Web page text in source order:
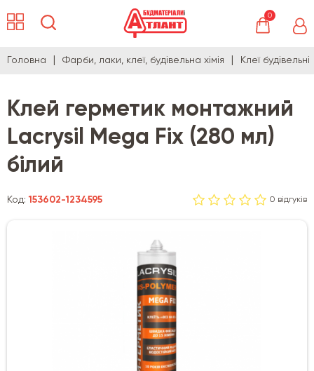
0
Головна Фарби, лаки, клеї, будівельна хімія Клеї будівельні
Клей герметик монтажний
Lacrysil Mega Fix (280 мл)
білий
Код:153602-1234595 0 відгуків